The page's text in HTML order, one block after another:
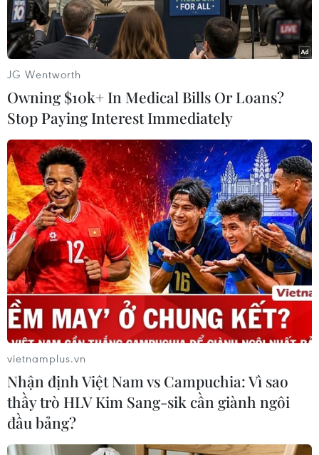
trước thời hạn chót vào cuối năm nay.
Đại sứ Mỹ tại Iraq James Jeffrey và Tư lệnh các
lực lượng Mỹ tại Iraq (USF-I),Tướng Lloyd
Hôm 21/10, Tổng thống Mỹ Barack Obama thông
báo binh lính Mỹ sẽ rời khỏi Iraqtrước cuối năm
2011, khép lại cuộc chiến kéo dài gần chín năm
khiến hàng nghìnbinh sỹ Mỹ và hàng chục
nghìn người Iraq thiệt mạng, đồng thời khiến
Washingtonphải tiêu tốn hàng trăm tỷ USD.
Theo phát ngôn viên Jeffrey Buchanan của USF-
I, hiện còn khoảng 13.000 binh sỹMỹ vẫn đồn
trú ở Iraq cùng bảy căn cứ đang chờ chuyển
giao./.
(Vietnam+)
JG Wentworth
Owning $10k+ In Medical Bills Or Loans?
Stop Paying Interest Immediately
vietnamplus.vn
Nhận định Việt Nam vs Campuchia: Vì sao
thầy trò HLV Kim Sang-sik cần giành ngôi
đầu bảng?